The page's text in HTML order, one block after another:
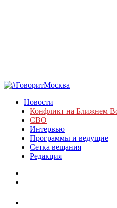
Новости
Конфликт на Ближнем
СВО
Интервью
Программы и ведущие
Сетка вещания
Редакция